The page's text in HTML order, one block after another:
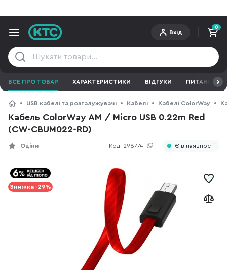
Вхід
0
ВСЕ ПРО ТОВАР ХАРАКТЕРИСТИКИ ВІДГУКИ ПИТАННЯ ТА
USB кабелі та розгалужувачі Кабелі Кабелі ColorWay
Кабель ColorWay AM / Micro USB 0.22m Red
(CW-CBUM022-RD)
Код: 298774
Оціни Є в наявності
Знижка -29%